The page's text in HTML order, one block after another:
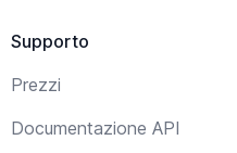
Supporto
Prezzi
Documentazione API